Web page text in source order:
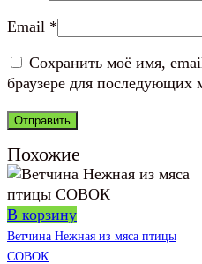
Email *
Сохранить моё имя,
браузере для последующих
Похожие
В корзину
Ветчина Нежная из мяса птицы
СОВОК